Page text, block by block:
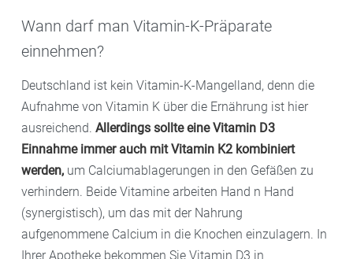
Wann darf man Vitamin-K-Präparate
einnehmen?
Deutschland ist kein Vitamin-K-Mangelland, denn die
Aufnahme von Vitamin K über die Ernährung ist hier
ausreichend. Allerdings sollte eine Vitamin D3
Einnahme immer auch mit Vitamin K2 kombiniert
werden, um Calciumablagerungen in den Gefäßen zu
verhindern. Beide Vitamine arbeiten Hand n Hand
(synergistisch), um das mit der Nahrung
aufgenommene Calcium in die Knochen einzulagern. In
Ihrer Apotheke bekommen Sie Vitamin D3 in